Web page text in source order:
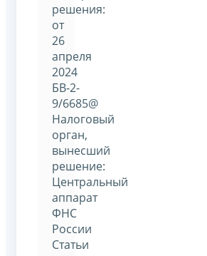
решения:
от
26
апреля
2024
БВ-2-
9/6685@
Налоговый
орган,
вынесший
решение:
Центральный
аппарат
ФНС
России
Статьи